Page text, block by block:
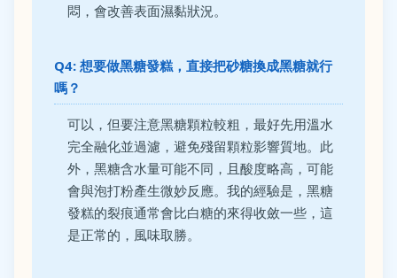
悶，會改善表面濕黏狀況。
Q4: 想要做黑糖發糕，直接把砂糖換成黑糖就行
嗎？
可以，但要注意黑糖顆粒較粗，最好先用溫水
完全融化並過濾，避免殘留顆粒影響質地。此
外，黑糖含水量可能不同，且酸度略高，可能
會與泡打粉產生微妙反應。我的經驗是，黑糖
發糕的裂痕通常會比白糖的來得收斂一些，這
是正常的，風味取勝。